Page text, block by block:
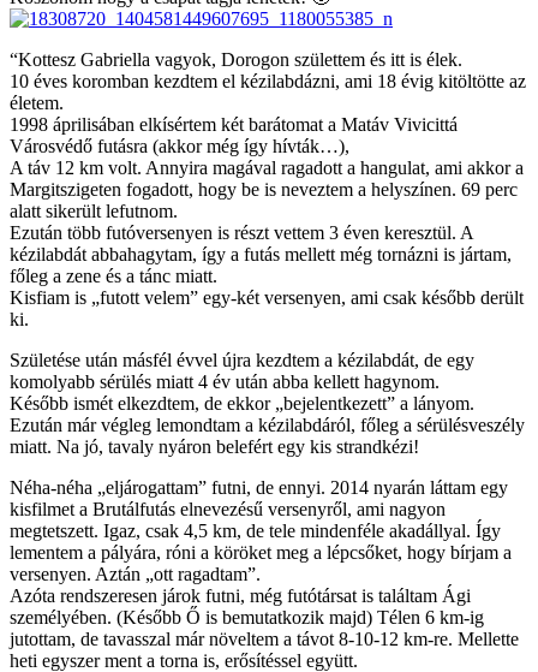
“Kottesz Gabriella vagyok, Dorogon születtem és itt is élek.
10 éves koromban kezdtem el kézilabdázni, ami 18 évig kitöltötte az
életem.
1998 áprilisában elkísértem két barátomat a Matáv Vivicittá
Városvédő futásra (akkor még így hívták…),
A táv 12 km volt. Annyira magával ragadott a hangulat, ami akkor a
Margitszigeten fogadott, hogy be is neveztem a helyszínen. 69 perc
alatt sikerült lefutnom.
Ezután több futóversenyen is részt vettem 3 éven keresztül. A
kézilabdát abbahagytam, így a futás mellett még tornázni is jártam,
főleg a zene és a tánc miatt.
Kisfiam is „futott velem” egy-két versenyen, ami csak később derült
ki.
Születése után másfél évvel újra kezdtem a kézilabdát, de egy
komolyabb sérülés miatt 4 év után abba kellett hagynom.
Később ismét elkezdtem, de ekkor „bejelentkezett” a lányom.
Ezután már végleg lemondtam a kézilabdáról, főleg a sérülésveszély
miatt. Na jó, tavaly nyáron belefért egy kis strandkézi!
Néha-néha „eljárogattam” futni, de ennyi. 2014 nyarán láttam egy
kisfilmet a Brutálfutás elnevezésű versenyről, ami nagyon
megtetszett. Igaz, csak 4,5 km, de tele mindenféle akadállyal. Így
lementem a pályára, róni a köröket meg a lépcsőket, hogy bírjam a
versenyen. Aztán „ott ragadtam”.
Azóta rendszeresen járok futni, még futótársat is találtam Ági
személyében. (Később Ő is bemutatkozik majd) Télen 6 km-ig
jutottam, de tavasszal már növeltem a távot 8-10-12 km-re. Mellette
heti egyszer ment a torna is, erősítéssel együtt.